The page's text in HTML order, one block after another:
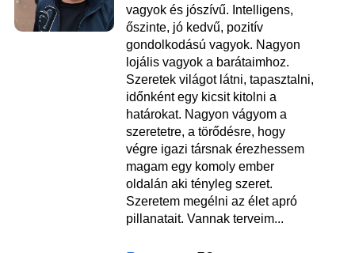
vagyok és jószívű. Intelligens,
őszinte, jó kedvű, pozitív
gondolkodású vagyok. Nagyon
lojális vagyok a barátaimhoz.
Szeretek világot látni, tapasztalni,
időnként egy kicsit kitolni a
határokat. Nagyon vágyom a
szeretetre, a törődésre, hogy
végre igazi társnak érezhessem
magam egy komoly ember
oldalán aki tényleg szeret.
Szeretem megélni az élet apró
pillanatait. Vannak terveim...